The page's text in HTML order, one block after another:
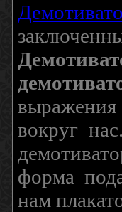
вокруг
форма
нам